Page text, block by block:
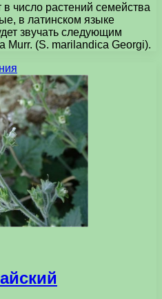
число растений семейства
в латинском языке
звучать следующим
Murr. (S. marilandica Georgi).